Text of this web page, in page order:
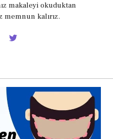
makaleyi okuduktan
memnun kalırız.